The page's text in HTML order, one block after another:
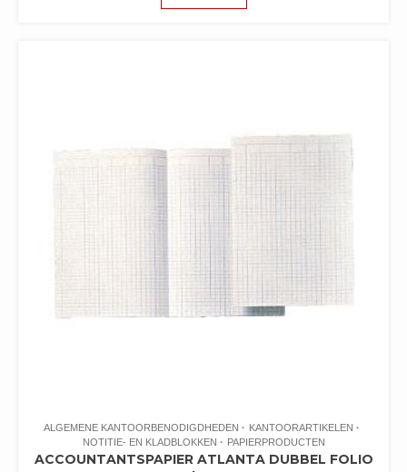
ALGEMENE KANTOORBENODIGDHEDEN
KANTOORARTIKELEN
NOTITIE- EN KLADBLOKKEN
PAPIERPRODUCTEN
ACCOUNTANTSPAPIER ATLANTA DUBBEL FOLIO